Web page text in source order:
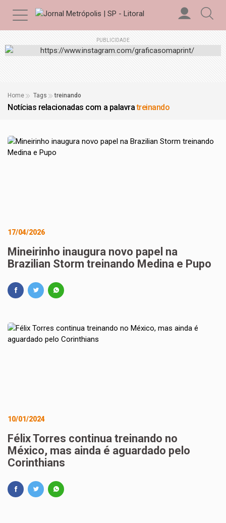
PUBLICIDADE
Home Tags treinando
Notícias relacionadas com a palavratreinando
17/04/2026
Mineirinho inaugura novo papel na
Brazilian Storm treinando Medina e Pupo
10/01/2024
Félix Torres continua treinando no
México, mas ainda é aguardado pelo
Corinthians